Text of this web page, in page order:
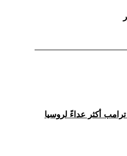
ترامب أكثر عداءً لروسيا